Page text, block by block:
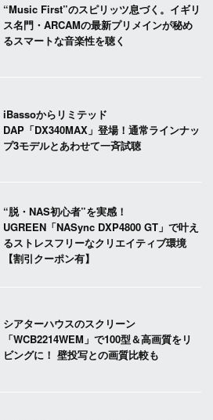
“Music First”のスピリッツ息づく。イギリ
ス名門・ARCAMの最新プリメインが秘め
るスマートな音楽性を聴く
iBassoからリミテッド
DAP「DX340MAX」登場！通常ラインナッ
プ3モデルとあわせて一斉試聴
“脱・NAS初心者”を実感！
UGREEN「NASync DXP4800 GT」で叶え
るストレスフリーなクリエイティブ環境
【割引クーポン有】
シアターハウスのスクリーン
「WCB2214WEM」で100型＆高画質をリ
ビングに！ 壁投写との画質比較も